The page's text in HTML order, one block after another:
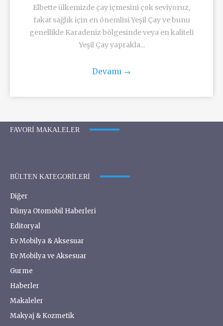
Elbette ülkemizde çay içmesini çok seviyoruz,
fakat sağlık için en önemlisi Yeşil Çay ve bunu
genellikle Karadeniz bölgesinde veya en kaliteli
Yeşil Çay yaprakla...
Devamı →
FAVORI MAKALELER
BÜLTEN KATEGORILERI
Diğer
Dünya Otomobil Haberleri
Editoryal
Ev Mobilya & Aksesuar
Ev Mobilya ve Aksesuar
Gurme
Haberler
Makaleler
Makyaj & Kozmetik